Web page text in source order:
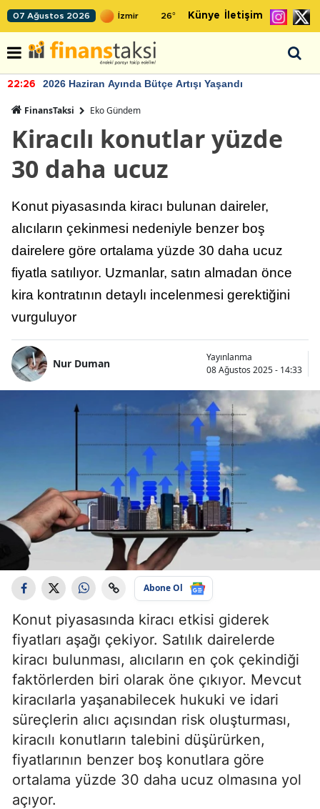
07 Ağustos 2026 26° Künye İletişim
22:26 2026 Haziran Ayında Bütçe Artışı Yaşandı
FinansTaksi Eko Gündem
Kiracılı konutlar yüzde
30 daha ucuz
Konut piyasasında kiracı bulunan daireler,
alıcıların çekinmesi nedeniyle benzer boş
dairelere göre ortalama yüzde 30 daha ucuz
fiyatla satılıyor. Uzmanlar, satın almadan önce
kira kontratının detaylı incelenmesi gerektiğini
vurguluyor
Nur Duman
Yayınlanma
08 Ağustos 2025 - 14:33
Abone Ol
Konut piyasasında kiracı etkisi giderek
fiyatları aşağı çekiyor. Satılık dairelerde
kiracı bulunması, alıcıların en çok çekindiği
faktörlerden biri olarak öne çıkıyor. Mevcut
kiracılarla yaşanabilecek hukuki ve idari
süreçlerin alıcı açısından risk oluşturması,
kiracılı konutların talebini düşürürken,
fiyatlarının benzer boş konutlara göre
ortalama yüzde 30 daha ucuz olmasına yol
açıyor.